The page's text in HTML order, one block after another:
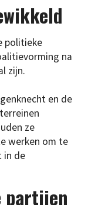
politieke
na
zijn.
en de
ze
werken om te
in de
partijen